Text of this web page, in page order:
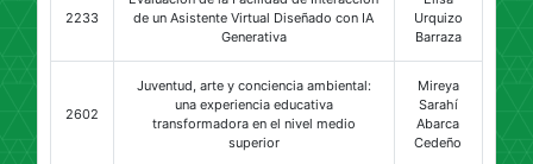
2233
de un Asistente Virtual Diseñado con IA
Generativa
Urquizo
Barraza
2602
Juventud, arte y conciencia ambiental:
una experiencia educativa
transformadora en el nivel medio
superior
Mireya
Sarahí
Abarca
Cedeño